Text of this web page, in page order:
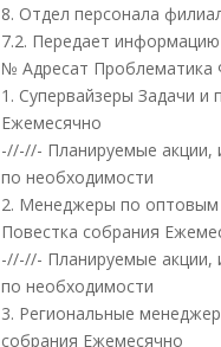
8. Отдел персонала
7.2. Передает информацию
№ Адресат Проблематика
1. Супервайзеры Задачи
Ежемесячно
-//-//- Планируемые акции,
по необходимости
2. Менеджеры по оптовым
Повестка собрания
-//-//- Планируемые акции,
по необходимости
3. Региональные
собрания Ежемесячно